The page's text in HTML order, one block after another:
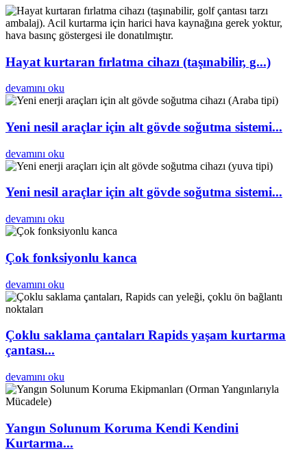
Hayat kurtaran fırlatma cihazı (taşınabilir, g...)
devamını oku
Yeni nesil araçlar için alt gövde soğutma sistemi...
devamını oku
Yeni nesil araçlar için alt gövde soğutma sistemi...
devamını oku
Çok fonksiyonlu kanca
devamını oku
Çoklu saklama çantaları Rapids yaşam kurtarma
çantası...
devamını oku
Yangın Solunum Koruma Kendi Kendini
Kurtarma...